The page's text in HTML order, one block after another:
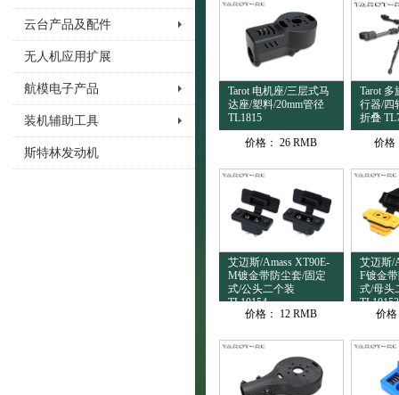
云台产品及配件
无人机应用扩展
航模电子产品
装机辅助工具
斯特林发动机
Tarot 电机座/三层式马
达座/塑料/20mm管径
TL1815
价格： 26 RMB
Tarot
行器/四
折叠
价格
艾迈斯/Amass XT90E-
M镀金带防尘套/固定
式/公头二个装
TL10154
价格：
12 RMB
艾迈斯/
F镀金
式/母头
TL10153
价